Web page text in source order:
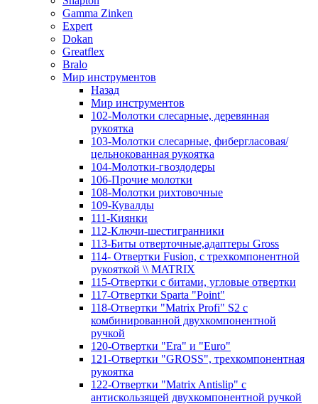
Gamma Zinken
Expert
Dokan
Greatflex
Bralo
Мир инструментов
Назад
Мир инструментов
102-Молотки слесарные, деревянная
рукоятка
103-Молотки слесарные, фибергласовая/
цельнокованная рукоятка
104-Молотки-гвоздодеры
106-Прочие молотки
108-Молотки рихтовочные
109-Кувалды
111-Киянки
112-Ключи-шестигранники
113-Биты отверточные,адаптеры Gross
114- Отвертки Fusion, c трехкомпонентной
рукояткой \\ MATRIX
115-Отвертки с битами, угловые отвертки
117-Отвертки Sparta "Point"
118-Отвертки "Matrix Profi" S2 с
комбинированной двухкомпонентной
ручкой
120-Отвертки "Era" и "Euro"
121-Отвертки "GROSS", трехкомпонентная
рукоятка
122-Отвертки "Matrix Antislip" с
антискользящей двухкомпонентной ручкой